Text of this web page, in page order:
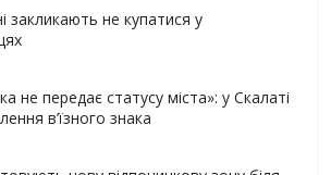
закликають не купатися у
не передає статусу міста»: у Скалаті
в’їзного знака